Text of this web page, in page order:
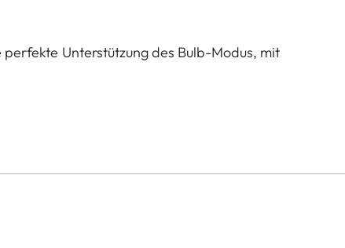
Unterstützung des Bulb-Modus, mit